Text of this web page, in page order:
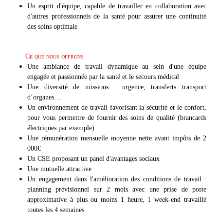
Un esprit d'équipe, capable de travailler en collaboration avec
d'autres professionnels de la santé pour assurer une continuité
des soins optimale
Ce que nous offrons
Une ambiance de travail dynamique au sein d'une équipe
engagée et passionnée par la santé et le secours médical
Une diversité de missions : urgence, transferts transport
d’organes…
Un environnement de travail favorisant la sécurité et le confort,
pour vous permettre de fournir des soins de qualité (brancards
électriques par exemple)
Une rémunération mensuelle moyenne nette avant impôts de 2
000€
Un CSE proposant un panel d'avantages sociaux
Une mutuelle attractive
Un engagement dans l'amélioration des conditions de travail :
planning prévisionnel sur 2 mois avec une prise de poste
approximative à plus ou moins 1 heure, 1 week-end travaillé
toutes les 4 semaines